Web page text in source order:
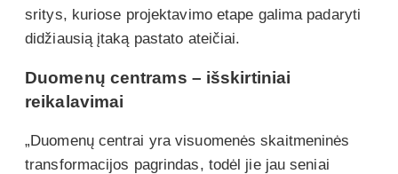
sritys, kuriose projektavimo etape galima padaryti
didžiausią įtaką pastato ateičiai.
Duomenų centrams – išskirtiniai
reikalavimai
„Duomenų centrai yra visuomenės skaitmeninės
transformacijos pagrindas, todėl jie jau seniai